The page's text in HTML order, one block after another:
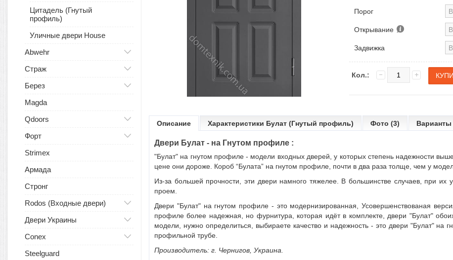
Цитадель (Гнутый
профиль)
Уличные двери House
Abwehr
Страж
Берез
Magda
Qdoors
Форт
Strimex
Армада
Стронг
Rodos (Входные двери)
Двери Украины
Conex
Steelguard
Порог
Открывание
Задвижка
Кол.:
Описание Характеристики Булат (Гнутый профиль) Фото (3) Варианты
Двери Булат - на Гнутом профиле :
"Булат" на гнутом профиле- модели входных дверей , у которых степень надежности
цене они дороже. Короб “Булата” на гнутом профиле, почти в два раза толще, чем у
Из-за большей прочности, эти двери намного тяжелее. В большинстве случаев, при их
проем.
Двери "Булат" на гнутом профиле - это модернизированная, Усовершенствованая
профиле более надежная, но фурнитура, которая идёт в комплекте, двери "Булат"
модели, нужно определиться, выбираете качество и надежность - это двери "Булат" на
профильной трубе.
Производитель: г. Чернигов, Украина.